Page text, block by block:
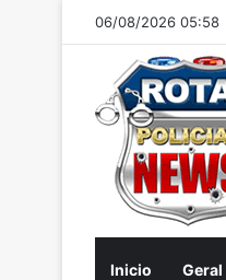
06/08/2026 05:58
Inicio Geral